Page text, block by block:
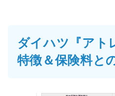
ダイハツ『アト
特徴＆保険料と